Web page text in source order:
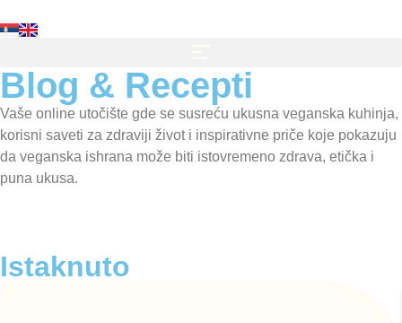
Blog & Recepti
Vaše online utočište gde se susreću ukusna veganska kuhinja,
korisni saveti za zdraviji život i inspirativne priče koje pokazuju
da veganska ishrana može biti istovremeno zdrava, etička i
puna ukusa.
Istaknuto